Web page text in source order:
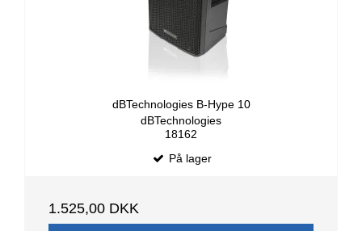
dBTechnologies B-Hype 10
dBTechnologies
18162
På lager
1.525,00 DKK